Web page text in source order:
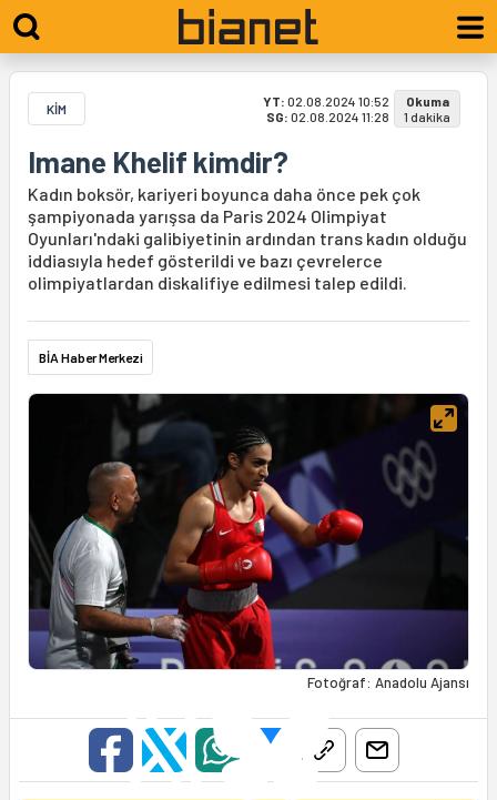
KİM YT: 02.08.2024 10:52
SG: 02.08.2024 11:28
Okuma
1 dakika
Imane Khelif kimdir?
Kadın boksör, kariyeri boyunca daha önce pek çok
şampiyonada yarışsa da Paris 2024 Olimpiyat
Oyunları'ndaki galibiyetinin ardından trans kadın olduğu
iddiasıyla hedef gösterildi ve bazı çevrelerce
olimpiyatlardan diskalifiye edilmesi talep edildi.
BİA Haber Merkezi
Fotoğraf: Anadolu Ajansı